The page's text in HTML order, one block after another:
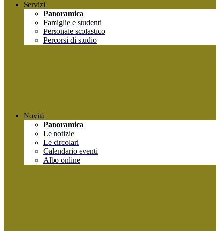
Servizi
Panoramica
Famiglie e studenti
Personale scolastico
Percorsi di studio
Novità
Panoramica
Le notizie
Le circolari
Calendario eventi
Albo online